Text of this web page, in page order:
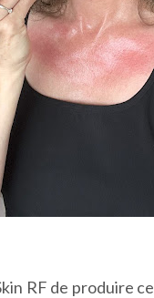
RF de produire